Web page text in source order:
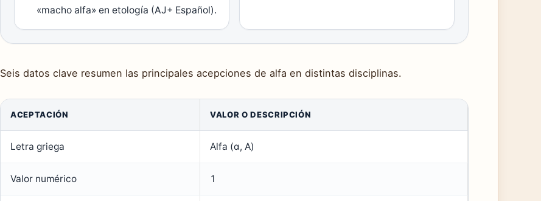
«macho alfa» en etología (AJ+ Español).
Seis datos clave resumen las principales acepciones de alfa en distintas disciplinas.
ACEPTACIÓN VALOR O DESCRIPCIÓN
Letra griega Alfa (α, Α)
Valor numérico 1